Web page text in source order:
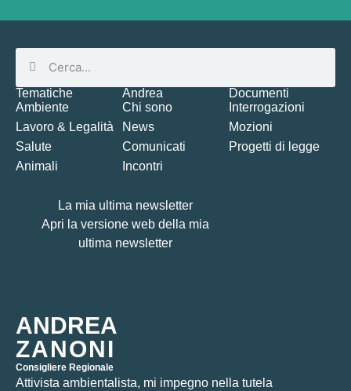
ANDREA
ZANONI
Consigliere Regionale
Attivista ambientalista, mi impegno nella tutela
Tematiche
Ambiente
Lavoro & Legalità
Salute
Animali
Andrea
Chi sono
News
Comunicati
Incontri
Documenti
Interrogazioni
Mozioni
Progetti di legge
La mia ultima newsletter
Apri la versione web della mia
ultima newsletter